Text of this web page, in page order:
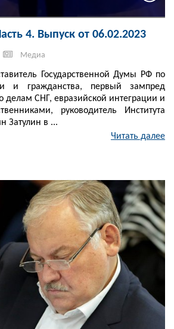
4. Выпуск от 06.02.2023
Медиа
Государственной Думы РФ по
и гражданства, первый зампред
делам СНГ, евразийской интеграции и
руководитель Института
Затулин в ...
Читать далее